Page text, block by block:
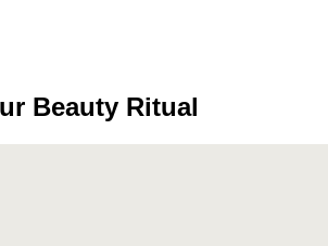
Beauty Ritual